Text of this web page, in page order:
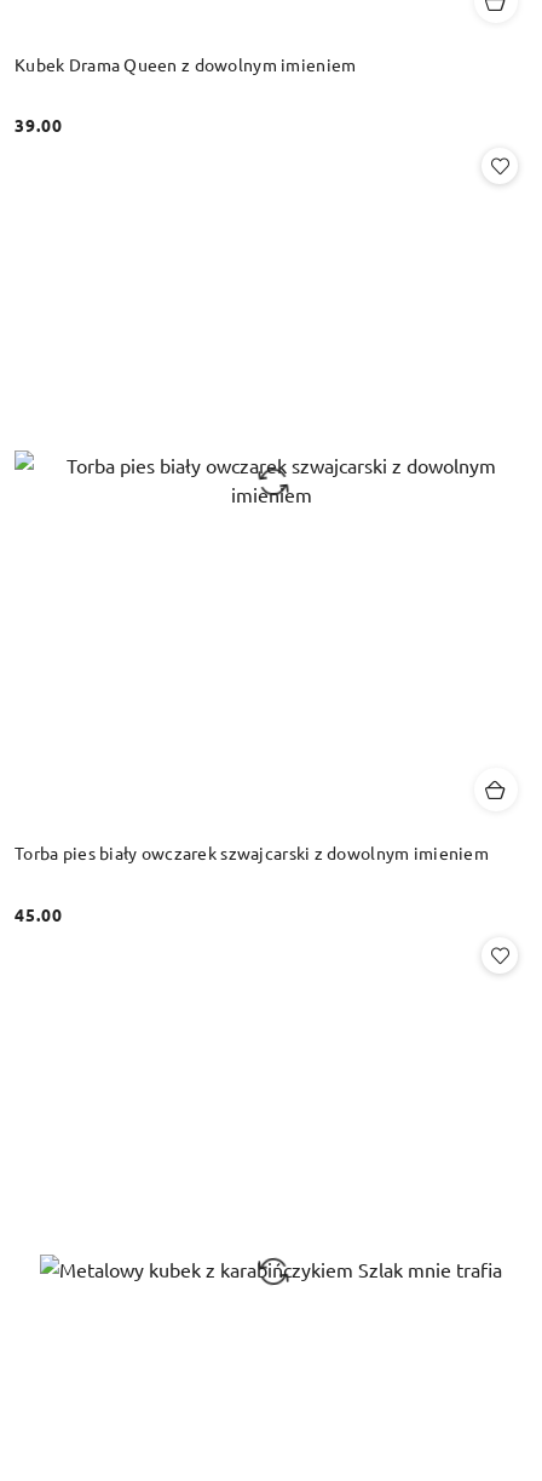
Kubek Drama Queen z dowolnym imieniem
Cena:
39.00
Torba pies biały owczarek szwajcarski z dowolnym imieniem
Cena:
45.00